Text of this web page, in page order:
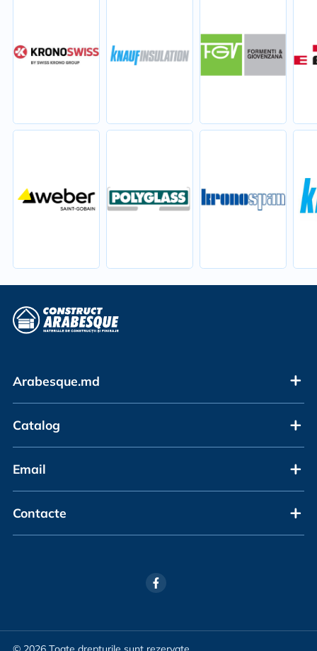
Arabesque.md
Catalog
Email
Contacte